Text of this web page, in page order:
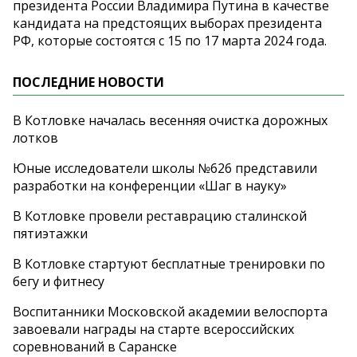
президента России Владимира Путина в качестве
кандидата на предстоящих выборах президента
РФ, которые состоятся с 15 по 17 марта 2024 года.
ПОСЛЕДНИЕ НОВОСТИ
В Котловке началась весенняя очистка дорожных
лотков
Юные исследователи школы №626 представили
разработки на конференции «Шаг в науку»
В Котловке провели реставрацию сталинской
пятиэтажки
В Котловке стартуют бесплатные тренировки по
бегу и фитнесу
Воспитанники Московской академии велоспорта
завоевали награды на старте всероссийских
соревнований в Саранске